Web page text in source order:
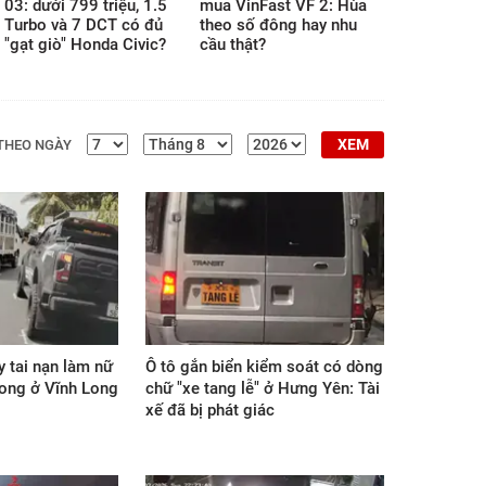
giới vật chất.
03: dưới 799 triệu, 1.5
Turbo và 7 DCT có đủ
"gạt giò" Honda Civic?
mua VinFast VF 2: Hùa
theo số đông hay nhu
cầu thật?
NGÀY XEM
tai nạn làm nữ
ở Vĩnh Long
Ô tô gắn biển kiểm soát có dòng
chữ "xe tang lễ" ở Hưng Yên: Tài
xế đã bị phát giác